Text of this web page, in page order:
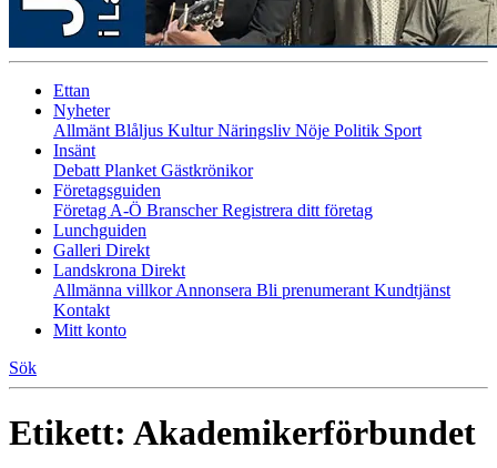
Ettan
Nyheter
Allmänt Blåljus KulturNäringsliv Nöje Politik Sport
Insänt
Debatt Planket Gästkrönikor
Företagsguiden
Företag A-Ö BranscherRegistrera ditt företag
Lunchguiden
Galleri Direkt
Landskrona Direkt
Allmänna villkorAnnonsera Bli prenumerant Kundtjänst
Kontakt
Mitt konto
Sök
Etikett: Akademikerförbundet